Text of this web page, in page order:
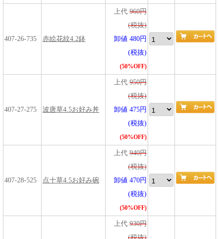
407-26-735 赤絵花紋4.2鉢
上代 960円
(税抜)
卸値 480円
(税抜)
(50%OFF)
407-27-275 波唐草4.5お好み丼
上代 950円
(税抜)
卸値 475円
(税抜)
(50%OFF)
407-28-525 点十草4.5お好み碗
上代 940円
(税抜)
卸値 470円
(税抜)
(50%OFF)
上代 930円
(税抜)